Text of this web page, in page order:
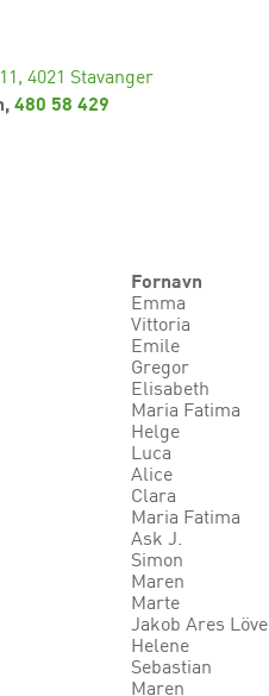
4021 Stavanger
480 58 429
Fornavn
Emma
Vittoria
Emile
Gregor
Elisabeth
Maria Fatima
Helge
Luca
Alice
Clara
Maria Fatima
Ask J.
Simon
Maren
Marte
Jakob Ares Löve
Helene
Sebastian
Maren